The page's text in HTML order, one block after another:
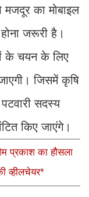
मजदूर का मोबाइल
जरूरी है।
के चयन के लिए
जिसमें कृषि
सदस्य
किए जाएंगे।
प्रकाश का हौसला
व्हीलचेयर*